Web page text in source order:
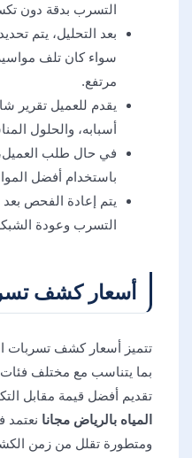
التسرب بدقة دون
بعد التحليل، يتم
سواء كان تلف
مرتفع.
يقدم للعميل تقرير
أسبابه، والحلول
في حال طلب
باستخدام أفضل
يتم إعادة الفحص بعد
التسرب وعودة
أسعار كشف
تتميز أسعار كشف تسربات
بما يتناسب مع مختلف
تقديم أفضل قيمة مقابل
المياه بالرياض مجانا نعتمد
ومتطورة تقلل من زمن